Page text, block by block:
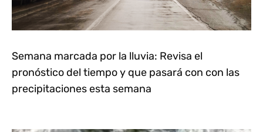
Semana marcada por la lluvia: Revisa el
pronóstico del tiempo y que pasará con con las
precipitaciones esta semana